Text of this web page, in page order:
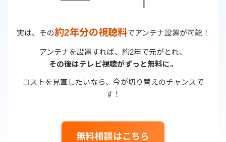
実は、その約2年分の視聴料でアンテナ設置が可能！
アンテナを設置すれば、約2年で元がとれ、
その後はテレビ視聴がずっと無料に。
コストを見直したいなら、今が切り替えのチャンスで
す！
無料相談はこちら